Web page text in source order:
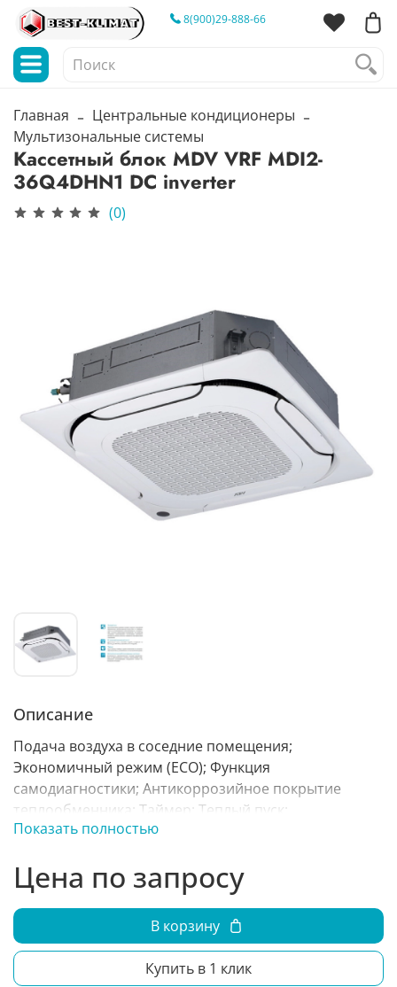
8(900)29-888-66
Главная
Центральные кондиционеры
Мультизональные системы
Кассетный блок MDV VRF MDI2-
36Q4DHN1 DC inverter
(0)
Описание
Подача воздуха в соседние помещения;
Экономичный режим (ECO); Функция
самодиагностики; Антикоррозийное покрытие
теплообменника; Таймер; Теплый пуск;
Независимое осушение; Автоматическое качание
дренажный насос; Тихий режим Silent; 7 скоростей
вентилятора;
Показать полностью
Цена по запросу
В корзину
Купить в 1 клик